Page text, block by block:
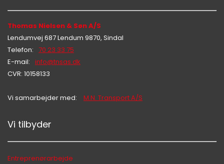
Thomas Nielsen & Søn A/S
Lendumvej 687 Lendum 9870, Sindal
Telefon: 70 23 33 75
E-mail: info@tnsas.dk
CVR: 10158133
Vi samarbejder med: M.N. Transport A/S
Vi tilbyder
Entreprenørarbejde
Hej 👋
Hvordan kan vi hjælpe?